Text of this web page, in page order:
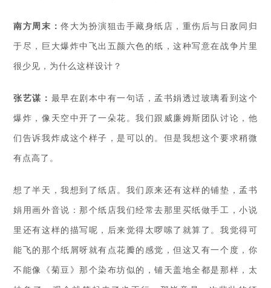
南方周末：佟大为扮演狙击手藏身纸店，重伤后与日敌同归
于尽，巨大爆炸中飞出五颜六色的纸，这种写意在战争片里
很少见，为什么这样设计？
张艺谋： 最早在剧本中有一句话，孟书娟透过玻璃看到这个
爆炸，像天空中开了一朵花。我们跟威廉姆斯团队讨论，他
们告诉我炸成这个样子，是可以的。但是我想这个要求稍微
有点高了。
想了半天，我想到了纸店。我们原来还有这样的铺垫，孟书
娟用画外音说：那个纸店我们经常去那里买纸做手工，小说
里还有这样的描写呢，后来觉得太啰嗦了就算了。我觉得可
能飞的那个纸屑呀就有点花瓣的感觉，但这又有一个度，你
不能像《菊豆》那个染布坊似的，铺天盖地全都是那样，太